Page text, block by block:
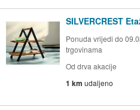
SILVERCREST
Ponuda vrijedi do
trgovinama
Od drva akacije
1 km udaljeno